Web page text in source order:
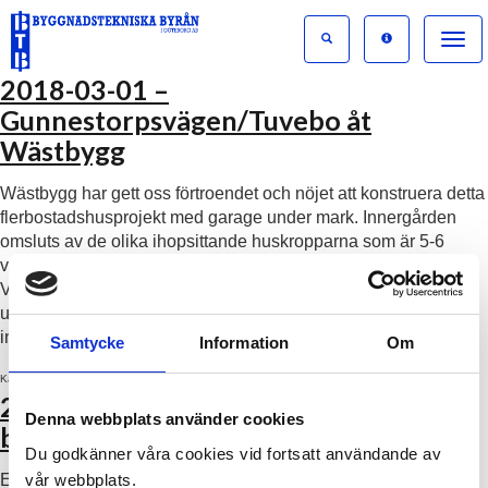
Samtycke Information Om
Denna webbplats använder cookies
Du godkänner våra cookies vid fortsatt användande av
vår webbplats.
Toggle
2018-03-01 –
Gunnestorpsvägen/Tuvebo åt
Wästbygg
Wästbygg har gett oss förtroendet och nöjet att konstruera detta
flerbostadshusprojekt med garage under mark. Innergården
omsluts av de olika ihopsittande huskropparna som är 5-6
våningar. Detta skapar ett atriumliknande flerbostadskvarter.
Vid sidan om kommer ett ytterligare hus uppföras med garage
under. Detta planeras byggas i KL-trä vilket innebär en
inspirerande utmaning.
Kategorier: aktuellt
2017-12-01 – SverigeBOgården
bygger mer.
Efter att vi nu är klara med de 8 + 8 flerfamiljshusen på Koön,